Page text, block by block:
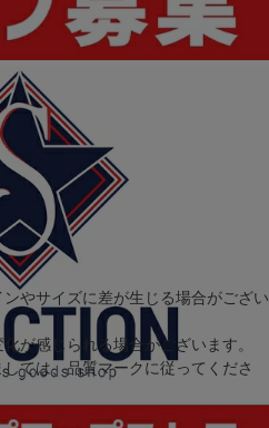
やサイズに差が生じる場合がござい
が感じられる場合がございます。
ては、品質マークに従ってくださ